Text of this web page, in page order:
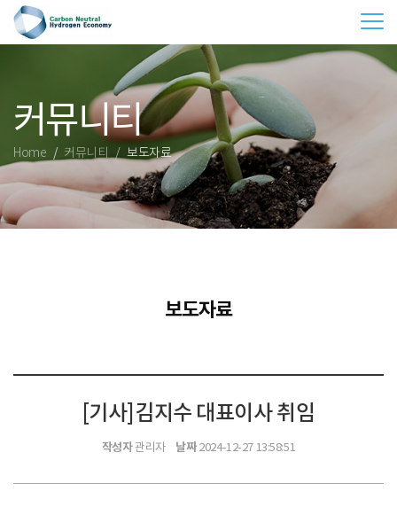
커뮤니티
Home 커뮤니티 보도자료
보도자료
[기사]김지수 대표이사 취임
작성자관리자 날짜2024-12-27 13:58:51